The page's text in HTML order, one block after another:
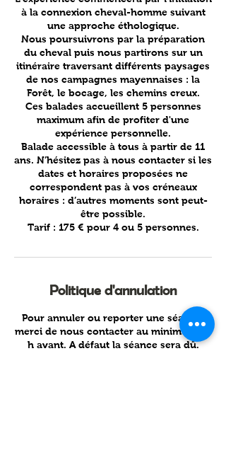
à la connexion cheval-homme suivant
une approche éthologique.
Nous poursuivrons par la préparation
du cheval puis nous partirons sur un
itinéraire traversant différents paysages
de nos campagnes mayennaises : la
Forêt, le bocage, les chemins creux.
Ces balades accueillent 5 personnes
maximum afin de profiter d'une
expérience personnelle.
Balade accessible à tous à partir de 11
ans. N’hésitez pas à nous contacter si les
dates et horaires proposées ne
correspondent pas à vos créneaux
horaires : d’autres moments sont peut-
être possible.
Tarif : 175 € pour 4 ou 5 personnes.
Politique d'annulation
Pour annuler ou reporter une séance,
merci de nous contacter au minimum 24
h avant. A défaut la séance sera dû.